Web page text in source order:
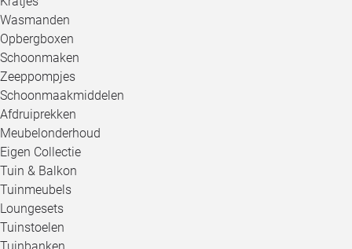
Wasmanden
Opbergboxen
Schoonmaken
Zeeppompjes
Schoonmaakmiddelen
Afdruiprekken
Meubelonderhoud
Eigen Collectie
Tuin & Balkon
Tuinmeubels
Loungesets
Tuinstoelen